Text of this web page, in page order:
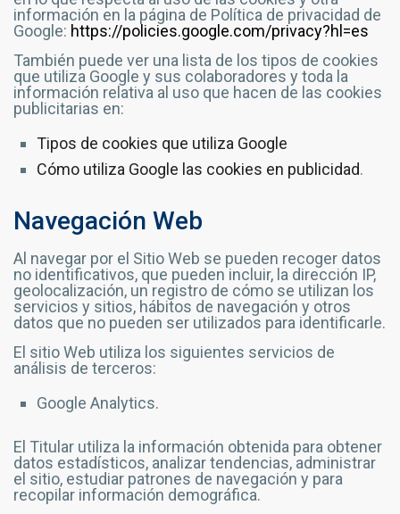
información en la página de Política de privacidad de
Google: https://policies.google.com/privacy?hl=es
También puede ver una lista de los tipos de cookies
que utiliza Google y sus colaboradores y toda la
información relativa al uso que hacen de las cookies
publicitarias en:
Tipos de cookies que utiliza Google
Cómo utiliza Google las cookies en publicidad.
Navegación Web
Al navegar por el Sitio Web se pueden recoger datos
no identificativos, que pueden incluir, la dirección IP,
geolocalización, un registro de cómo se utilizan los
servicios y sitios, hábitos de navegación y otros
datos que no pueden ser utilizados para identificarle.
El sitio Web utiliza los siguientes servicios de
análisis de terceros:
Google Analytics.
El Titular utiliza la información obtenida para obtener
datos estadísticos, analizar tendencias, administrar
el sitio, estudiar patrones de navegación y para
recopilar información demográfica.